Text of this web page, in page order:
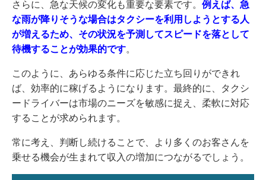
さらに、急な天候の変化も重要な要素です。 例えば、急
な雨が降りそうな場合はタクシーを利用しようとする人
が増えるため、その状況を予測してスピードを落として
待機することが効果的です。
このように、あらゆる条件に応じた立ち回りができれ
ば、効率的に稼げるようになります。最終的に、タクシ
ードライバーは市場のニーズを敏感に捉え、柔軟に対応
することが求められます。
常に考え、判断し続けることで、より多くのお客さんを
乗せる機会が生まれて収入の増加につながるでしょう。